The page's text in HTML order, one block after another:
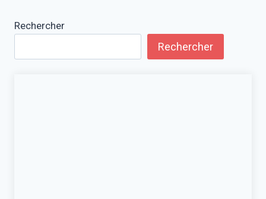
Rechercher
Rechercher